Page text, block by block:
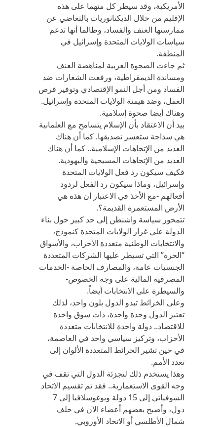
الأمريكية، وقد سيطر كل منهما على هذه
الإقليم من خلال الديكتاتوريات بالتغاضي عن
ممارستها العنف والفساد، وطالما أنها تدعم
سياسات الولايات المتحدة وإسرائيل في
المنطقة.
ثم جاءت الصحوة العربية لمناهضة العنف
ومساندة الديمقراطية، ورفعت الشعارات ضد
الفساد ومن أجل النمو الإقتصادي وتوفير فرص
العمل، وضد هيمنة الولايات المتحدة وإسرائيل.
وهناك أيضا صحوة إسلامية.
بيد أن الاعتقاد بأن الإسلام يتسامح مع العلمانية
هي سذاجة ستعسر تصديقها. كما أن هناك
العديد من الإتجاهات الإسلامية.. كما أن هناك
العديد من الإتجاهات المسيحية واليهودية.
فكيف سيكون رد فعل الولايات المتحدة
وإسرائيل، وماذا سيكون رد الفعل لردود
أفعالهم -مع الأخذ في الاعتبار أن هذه هي
الأرض المستعمرة القديمة؟.
تتمحور سياسة واشنطن إلى حد كبير حول بناء
الدولة علي غرار الولايات المتحدة كنموذج،
والانتخابات الوطنية متعددة الأحزاب، والأسواق
“الحرة” التي تسيطر عليها الشركات المتعددة
الجنسيات عامة، والمصارف الخاصة -الخدمات
المصرفية المالية على وجه الخصوص-
والسيطرة على الانتخابات أيضاً.
وعلى الخرائط تبدو الدول بلون واحد، لذلك
تعتبر الدول وحدة واحدة، ذات سوق واحدة
للاقتصاد.. دولة واحدة للانتخابات متعددة
الأحزاب، وتركيز سياسي واحد في العاصمة،
في حين تشير الخرائط المتعددة الألوان إلى
تعدد الأمم.
وهذا يستخدم ذلك لتجزئة الدول التي تقف في
وجه القوى الاستعمارية.. فقد تم تقسيم الاتحاد
السوفياتي إلى 15 دولة ويوغوسلافيا إلى 7
دول، وأصبح بعضهم أعضاء الآن في حلف
شمال الأطلسي أو الاتحاد الأوروبي.